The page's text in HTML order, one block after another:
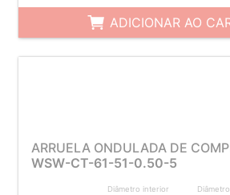
ADICIONAR AO
ARRUELA ONDULADA DE
WSW-CT-61-51-0.50-5
Diâmetro interior